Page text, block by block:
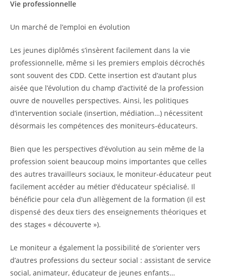
Vie professionnelle
Un marché de l’emploi en évolution
Les jeunes diplômés s’insèrent facilement dans la vie
professionnelle, même si les premiers emplois décrochés
sont souvent des CDD. Cette insertion est d’autant plus
aisée que l’évolution du champ d’activité de la profession
ouvre de nouvelles perspectives. Ainsi, les politiques
d’intervention sociale (insertion, médiation…) nécessitent
désormais les compétences des moniteurs-éducateurs.
Bien que les perspectives d’évolution au sein même de la
profession soient beaucoup moins importantes que celles
des autres travailleurs sociaux, le moniteur-éducateur peut
facilement accéder au métier d’éducateur spécialisé. Il
bénéficie pour cela d’un allègement de la formation (il est
dispensé des deux tiers des enseignements théoriques et
des stages « découverte »).
Le moniteur a également la possibilité de s’orienter vers
d’autres professions du secteur social : assistant de service
social, animateur, éducateur de jeunes enfants…